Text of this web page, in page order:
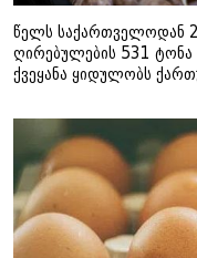
წელს საქართველოდან
ღირებულების 531
ქვეყანა ყიდულობს